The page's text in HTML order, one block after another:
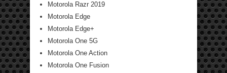
Motorola Razr 2019
Motorola Edge
Motorola Edge+
Motorola One 5G
Motorola One Action
Motorola One Fusion